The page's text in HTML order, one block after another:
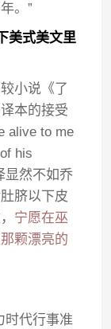
。”
美式美文里
小说《了
本的接受
alive to me
his
显然不如乔
脐以下皮
宁愿在巫
颗漂亮的
时代行事准